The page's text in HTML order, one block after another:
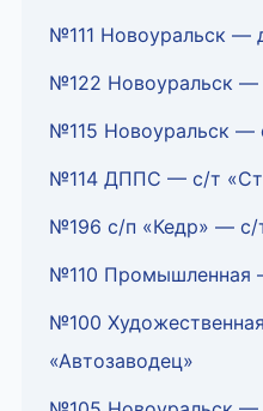
№111 Новоуральск —
№122 Новоуральск —
№115 Новоуральск —
№114 ДППС — с/т
№196 с/п «Кедр» — с/
№110 Промышленная
№100
«Автозаводец»